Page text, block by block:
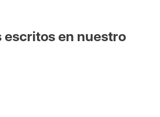
en nuestro